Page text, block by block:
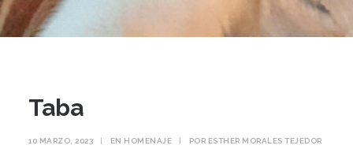
Taba
10 MARZO, 2023 | EN HOMENAJE | POR ESTHER MORALES TEJEDOR